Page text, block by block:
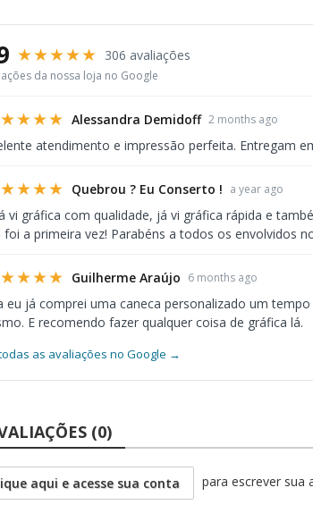
★★★★★ 306 avaliações
da nossa loja no Google
Alessandra Demidoff 2 months ago
atendimento e impressão perfeita. Entregam
Quebrou ? Eu Conserto ! a year ago
vi gráfica com qualidade, já vi gráfica rápida e
foi a primeira vez! Parabéns a todos os envolvidos
Guilherme Araújo 6 months ago
eu já comprei uma caneca personalizado um
E recomendo fazer qualquer coisa de gráfica lá.
as avaliações no Google →
(0)
aqui e acesse sua conta para escrever sua